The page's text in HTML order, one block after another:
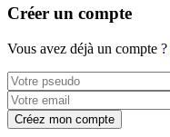
Créer un compte
Vous avez déjà un compte ?
Créez mon compte